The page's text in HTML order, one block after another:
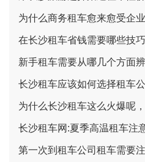
为什么商务租车愈来愈受企
在长沙租车省钱需要哪些技
新手租车需要从哪几个方面
长沙租车应该如何选择租车
为什么长沙租车这么火爆呢
长沙租车网:夏季高温租车注
第一次到租车公司租车需要注